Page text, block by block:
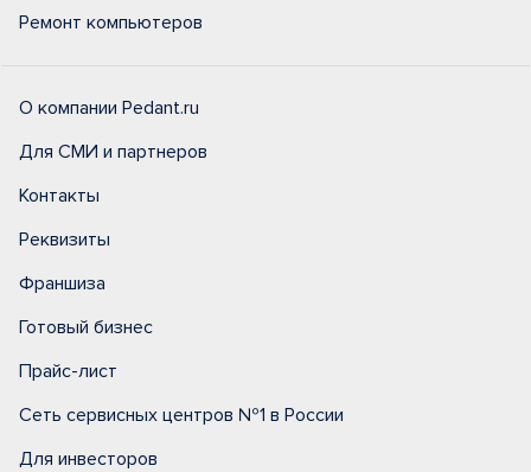
Ремонт компьютеров
О компании Pedant.ru
Для СМИ и партнеров
Контакты
Реквизиты
Франшиза
Готовый бизнес
Прайс-лист
Сеть сервисных центров №1 в России
Для инвесторов